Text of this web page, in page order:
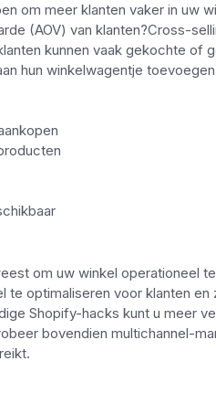
om meer klanten vaker in uw
(AOV) van klanten?Cross-
kunnen vaak gekochte of
hun winkelwagentje
om uw winkel operationeel
te optimaliseren voor klanten en
Shopify-hacks kunt u meer
bovendien multichannel-